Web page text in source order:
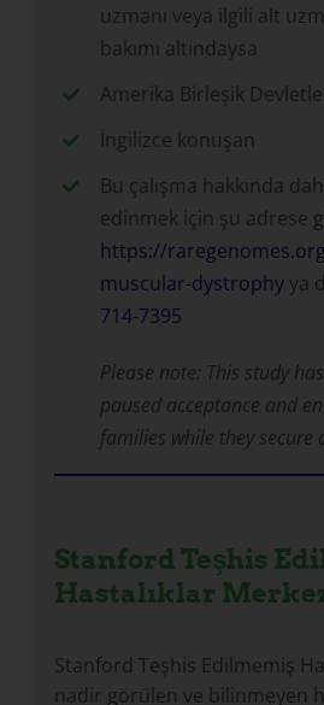
uzmanı veya ilgili alt
bakımı altındaysa
Amerika Birleşik
İngilizce konuşan
Bu çalışma hakkında
edinmek için şu adrese
https://
muscular-dystrophyya
714-7395
Please note: This study
paused acceptance and
families while they
Stanford Teşhis
Hastalıklar
Stanford Teşhis Edilmemiş
nadir görülen ve bilinmeyen